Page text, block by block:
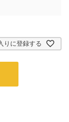
りに登録する